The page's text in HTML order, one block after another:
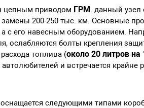
цепным приводом ГРМ. данный узел
замены 200-250 тыс. км. Основные
с его навесным оборудованием.
ослабляются болты крепления
топлива (около 20 литров на
и встречается крайне
следующими типами